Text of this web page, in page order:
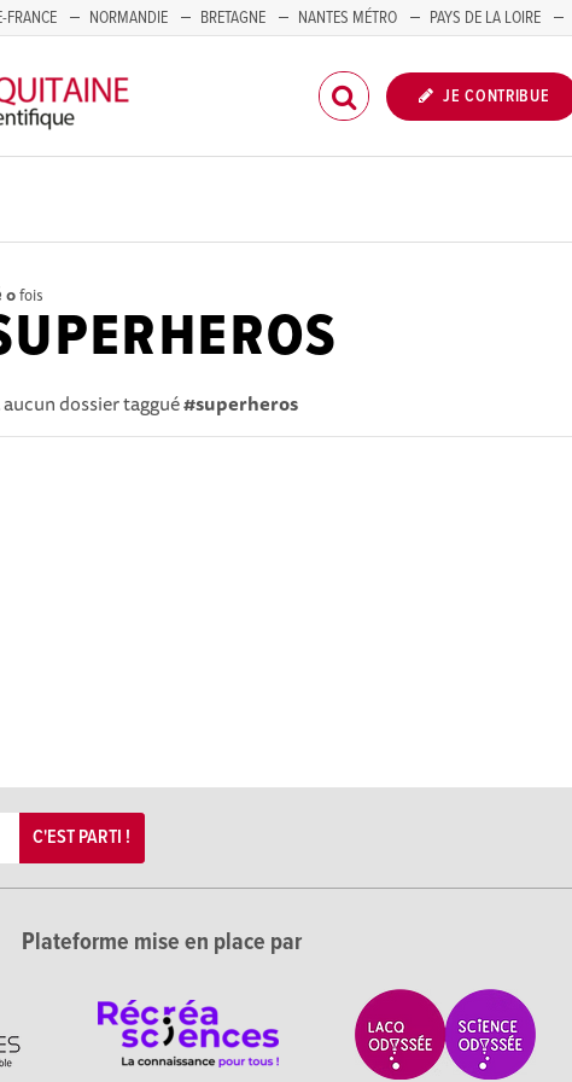
FRANCE NORMANDIE BRETAGNE NANTES MÉTRO PAYS DE LA LOIRE
JE CONTRIBUE
0fois
aucun dossier taggué#superheros
C'EST PARTI !
Plateforme mise en place par